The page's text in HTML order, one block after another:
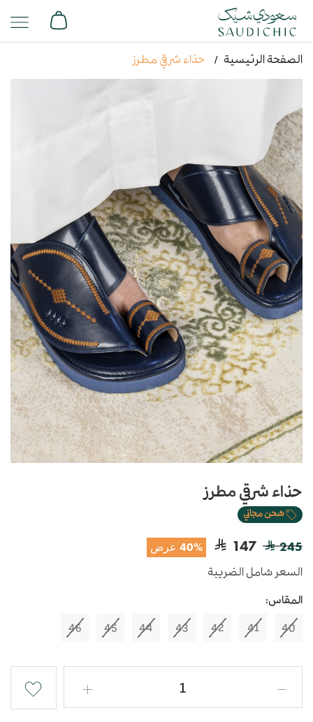
الصفحة الرئيسية حذاء شرقي مطرز
حذاء شرقي مطرز
شحن مجاني
245
147 40% عرض
السعر شامل الضريبة
المقاس:
40
41
42
43
44
45
46